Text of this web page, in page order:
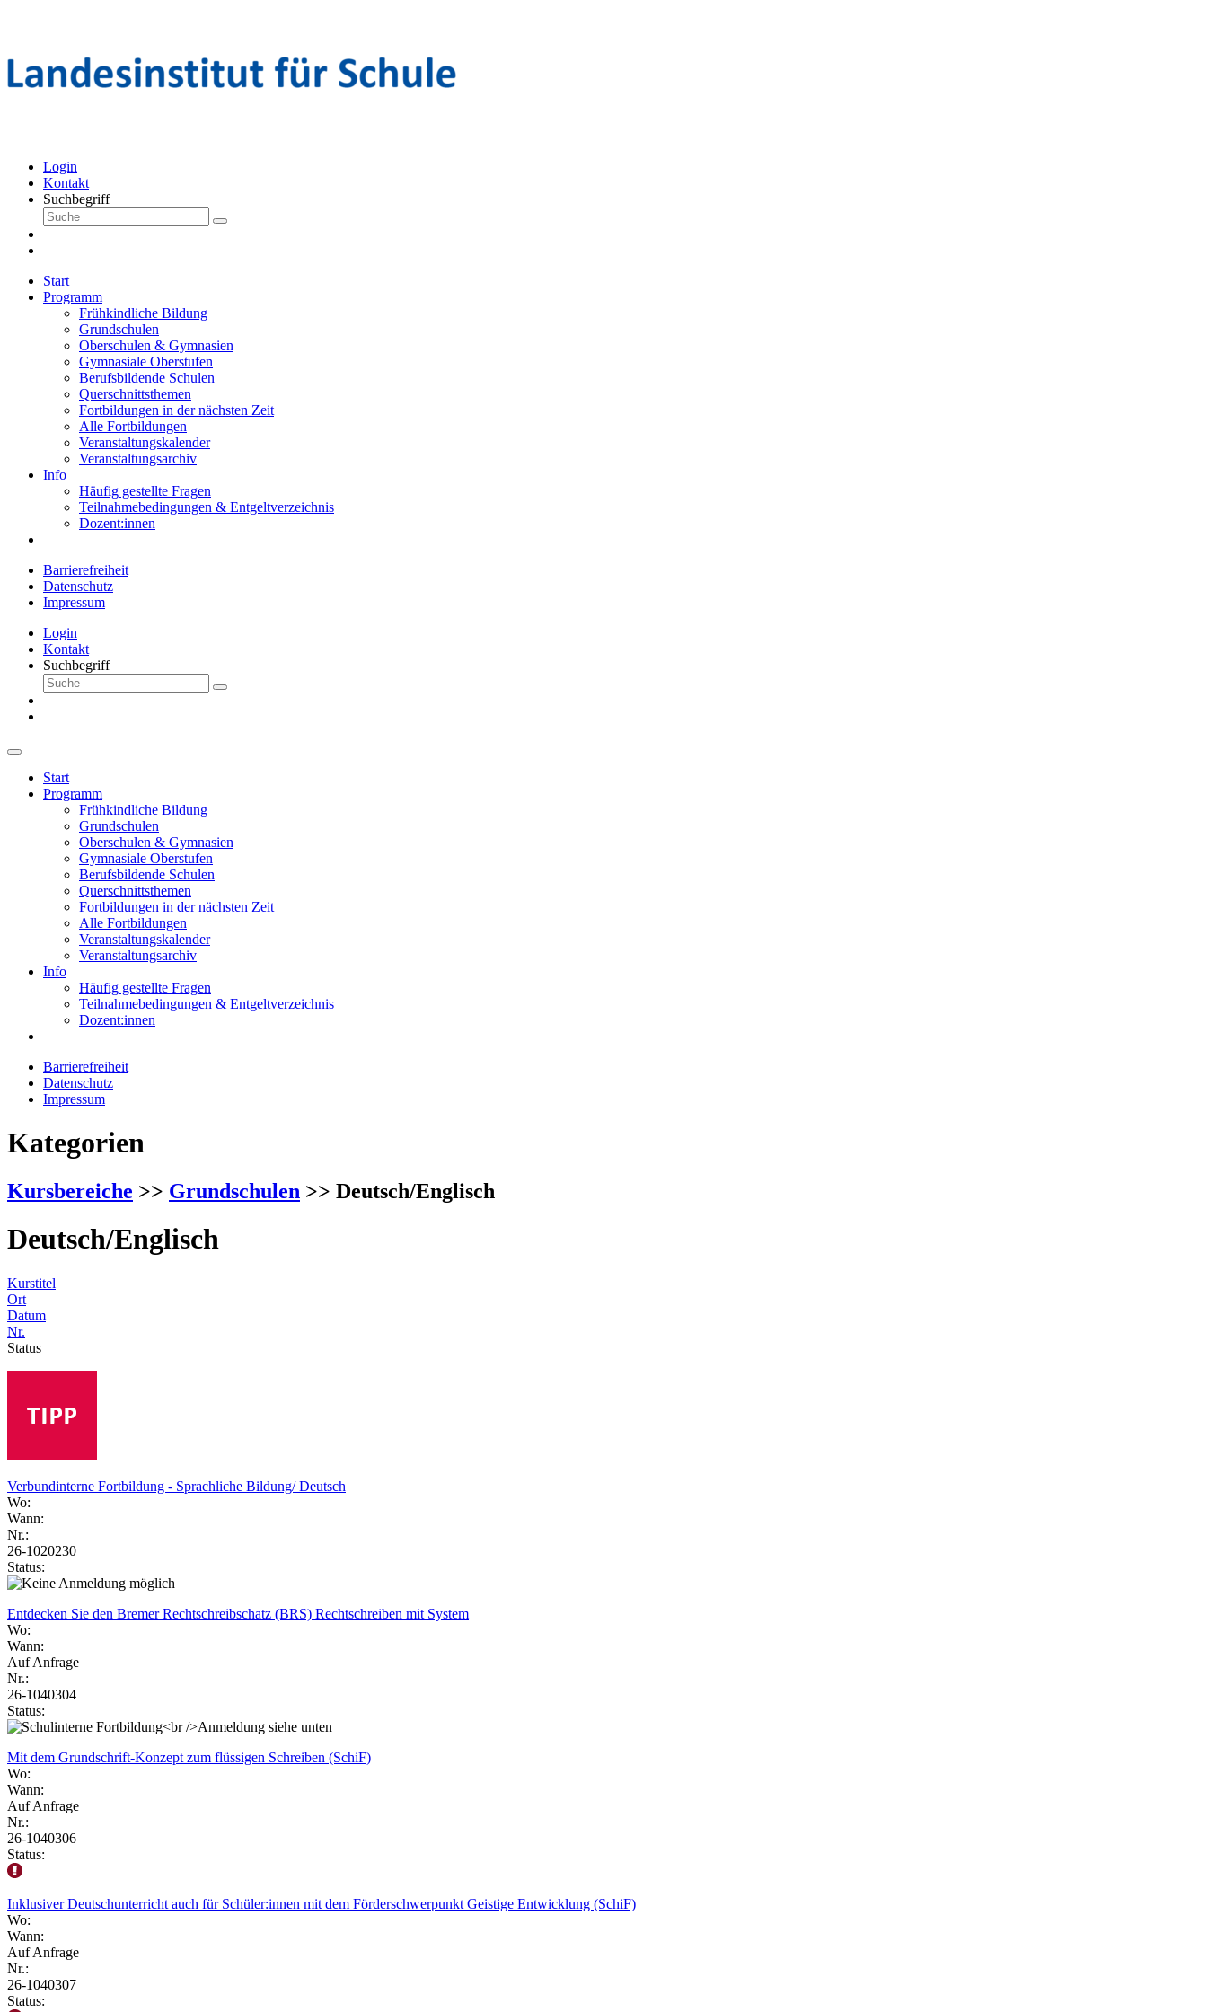
Login
Kontakt
Suchbegriff
Start
Programm
Frühkindliche Bildung
Grundschulen
Oberschulen & Gymnasien
Gymnasiale Oberstufen
Berufsbildende Schulen
Querschnittsthemen
Fortbildungen in der nächsten Zeit
Alle Fortbildungen
Veranstaltungskalender
Veranstaltungsarchiv
Info
Häufig gestellte Fragen
Teilnahmebedingungen & Entgeltverzeichnis
Dozent:innen
Barrierefreiheit
Datenschutz
Impressum
Login
Kontakt
Suchbegriff
Start
Programm
Frühkindliche Bildung
Grundschulen
Oberschulen & Gymnasien
Gymnasiale Oberstufen
Berufsbildende Schulen
Querschnittsthemen
Fortbildungen in der nächsten Zeit
Alle Fortbildungen
Veranstaltungskalender
Veranstaltungsarchiv
Info
Häufig gestellte Fragen
Teilnahmebedingungen & Entgeltverzeichnis
Dozent:innen
Barrierefreiheit
Datenschutz
Impressum
Kategorien
Kursbereiche >> Grundschulen >> Deutsch/Englisch
Deutsch/Englisch
Kurstitel
Ort
Datum
Nr.
Status
Verbundinterne Fortbildung - Sprachliche Bildung/ Deutsch
Wo:
Wann:
Nr.:
26-1020230
Status:
Entdecken Sie den Bremer Rechtschreibschatz (BRS) Rechtschreiben mit System
Wo:
Wann:
Auf Anfrage
Nr.:
26-1040304
Status:
Mit dem Grundschrift-Konzept zum flüssigen Schreiben (SchiF)
Wo:
Wann:
Auf Anfrage
Nr.:
26-1040306
Status:
Inklusiver Deutschunterricht auch für Schüler:innen mit dem Förderschwerpunkt Geistige Entwicklung (SchiF)
Wo:
Wann:
Auf Anfrage
Nr.:
26-1040307
Status: